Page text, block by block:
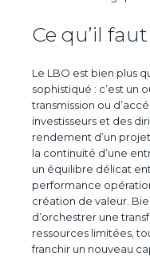
Ce qu’il
Le LBO est bien plus
sophistiqué : c’est un
transmission ou
investisseurs et des
rendement d’un
la continuité d’une
un équilibre délicat
performance
création de valeur.
d’orchestrer une
ressources limitées,
franchir un nouveau